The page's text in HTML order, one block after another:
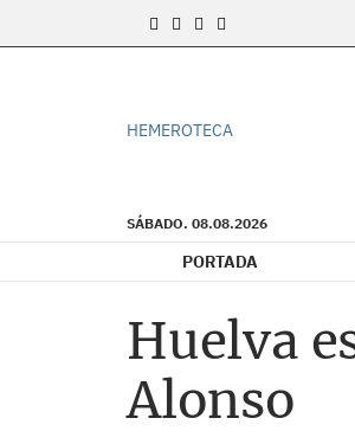
HEMEROTECA
SÁBADO. 08.08.2026
PORTADA
Huelva
Alonso